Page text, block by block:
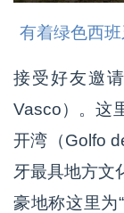
有着绿色西班
接受好友邀
Vasco）。这
开湾（Golfo
牙最具地方文
豪地称这里为